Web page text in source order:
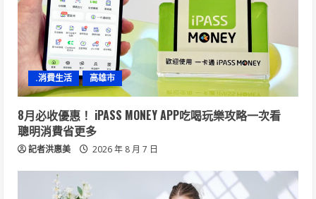
.消費生活 高雄市
8月必收優惠！ iPASS MONEY APP吃喝玩樂攻略一次看
聰明消費省更多
記者洪惠美 2026 年 8 月 7 日